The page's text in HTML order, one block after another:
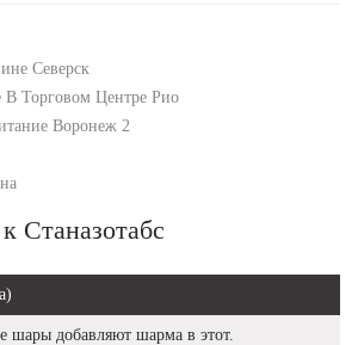
Северск
В Торговом Центре Рио
Воронеж 2
Станазотабс
шары добавляют шарма в этот.